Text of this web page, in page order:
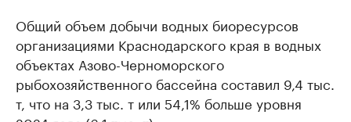
Общий объем добычи водных биоресурсов
организациями Краснодарского края в водных
объектах Азово-Черноморского
рыбохозяйственного бассейна составил 9,4 тыс.
т, что на 3,3 тыс. т или 54,1% больше уровня